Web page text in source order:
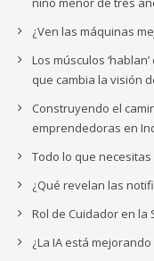
¿Ven las máquinas
Los músculos
que cambia la visión
Construyendo el
emprendedoras en
Todo lo que
¿Qué revelan las
Rol de Cuidador en la
¿La IA está